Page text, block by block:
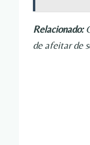
Relacionado:
de afeitar de